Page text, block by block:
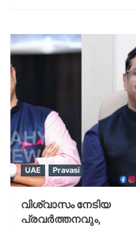
UAE Pravasi
വിശ്വാസം നേടിയ
പ്രവർത്തനവും,